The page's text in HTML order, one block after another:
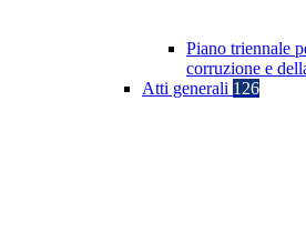
Piano triennale
corruzione e
Atti generali 126